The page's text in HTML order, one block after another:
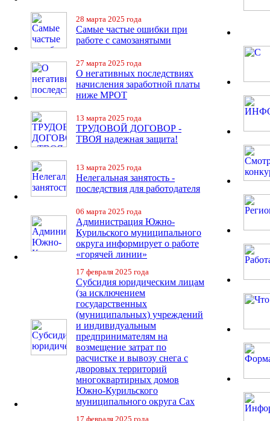
28 марта 2025 года
Самые частые ошибки при
работе с самозанятыми
27 марта 2025 года
О негативных последствиях
начисления заработной платы
ниже МРОТ
13 марта 2025 года
ТРУДОВОЙ ДОГОВОР -
ТВОЯ надежная защита!
13 марта 2025 года
Нелегальная занятость -
последствия для работодателя
06 марта 2025 года
Администрация Южно-
Курильского муниципального
округа информирует о работе
«горячей линии»
17 февраля 2025 года
Субсидия юридическим лицам
(за исключением
государственных
(муниципальных) учреждений
и индивидуальным
предпринимателям на
возмещение затрат по
расчистке и вывозу снега с
дворовых территорий
многоквартирных домов
Южно-Курильского
муниципального округа Сах
17 февраля 2025 года